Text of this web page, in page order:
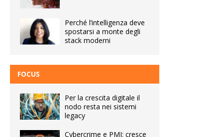
Perché l’intelligenza deve
spostarsi a monte degli
stack moderni
FOCUS
Per la crescita digitale il
nodo resta nei sistemi
legacy
Cybercrime e PMI: cresce